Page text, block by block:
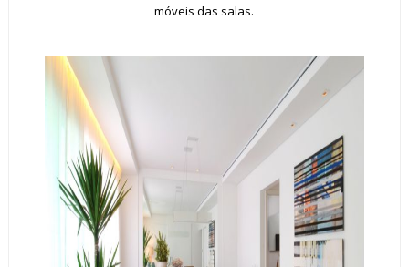
móveis das salas.